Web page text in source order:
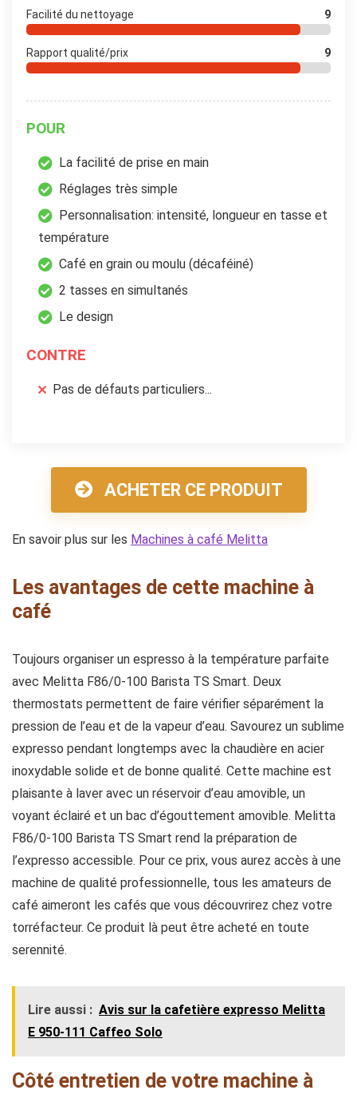
Facilité du nettoyage 9
Rapport qualité/prix 9
POUR
La facilité de prise en main
Réglages très simple
Personnalisation: intensité, longueur en tasse et
température
Café en grain ou moulu (décaféiné)
2 tasses en simultanés
Le design
CONTRE
Pas de défauts particuliers...
ACHETER CE PRODUIT
En savoir plus sur les Machines à café Melitta
Les avantages de cette machine à
café
Toujours organiser un espresso à la température parfaite
avec Melitta F86/0-100 Barista TS Smart. Deux
thermostats permettent de faire vérifier séparément la
pression de l’eau et de la vapeur d’eau. Savourez un sublime
expresso pendant longtemps avec la chaudière en acier
inoxydable solide et de bonne qualité. Cette machine est
plaisante à laver avec un réservoir d’eau amovible, un
voyant éclairé et un bac d’égouttement amovible. Melitta
F86/0-100 Barista TS Smart rend la préparation de
l’expresso accessible. Pour ce prix, vous aurez accès à une
machine de qualité professionnelle, tous les amateurs de
café aimeront les cafés que vous découvrirez chez votre
torréfacteur. Ce produit là peut être acheté en toute
serennité.
Lire aussi : Avis sur la cafetière expresso Melitta
E 950-111 Caffeo Solo
Côté entretien de votre machine à